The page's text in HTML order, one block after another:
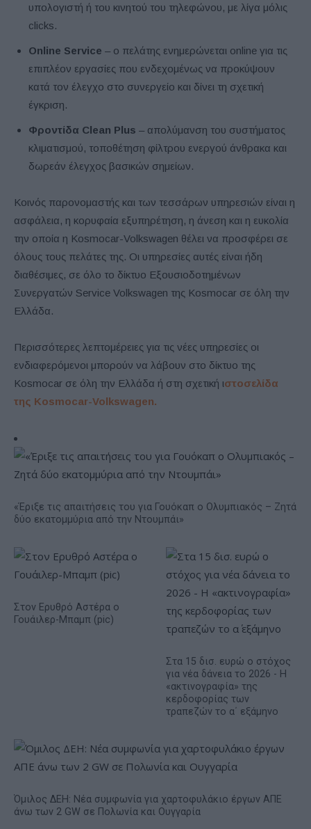
υπολογιστή ή του κινητού του τηλεφώνου, με λίγα μόλις
clicks.
Online Service – ο πελάτης ενημερώνεται online για τις
επιπλέον εργασίες που ενδεχομένως να προκύψουν
κατά τον έλεγχο στο συνεργείο και δίνει τη σχετική
έγκριση.
Φροντίδα Clean Plus – απολύμανση του συστήματος
κλιματισμού, τοποθέτηση φίλτρου ενεργού άνθρακα και
δωρεάν έλεγχος βασικών σημείων.
Κοινός παρονομαστής και των τεσσάρων υπηρεσιών είναι η
ασφάλεια, η κορυφαία εξυπηρέτηση, η άνεση και η ευκολία
την οποία η Kosmocar-Volkswagen θέλει να προσφέρει σε
όλους τους πελάτες της. Οι υπηρεσίες αυτές είναι ήδη
διαθέσιμες, σε όλο το δίκτυο Εξουσιοδοτημένων
Συνεργατών Service Volkswagen της Kosmocar σε όλη την
Ελλάδα.
Περισσότερες λεπτομέρειες για τις νέες υπηρεσίες οι
ενδιαφερόμενοι μπορούν να λάβουν στο δίκτυο της
Kosmocar σε όλη την Ελλάδα ή στη σχετική ιστοσελίδα
της Kosmocar-Volkswagen.
«Έριξε τις απαιτήσεις του για Γουόκαπ ο Ολυμπιακός – Ζητά
δύο εκατομμύρια από την Ντουμπάι»
Στον Ερυθρό Αστέρα ο
Γουάιλερ-Μπαμπ (pic)
Στα 15 δισ. ευρώ ο στόχος
για νέα δάνεια το 2026 - Η
«ακτινογραφία» της
κερδοφορίας των
τραπεζών το α΄ εξάμηνο
Όμιλος ΔΕΗ: Νέα συμφωνία για χαρτοφυλάκιο έργων ΑΠΕ
άνω των 2 GW σε Πολωνία και Ουγγαρία